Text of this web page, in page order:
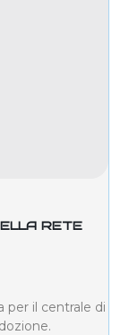
RETE
per il centrale di